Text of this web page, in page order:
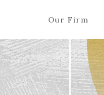
Our Firm